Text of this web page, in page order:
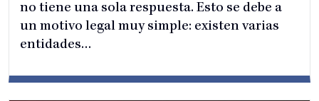
no tiene una sola respuesta. Esto se debe a
un motivo legal muy simple: existen varias
entidades…